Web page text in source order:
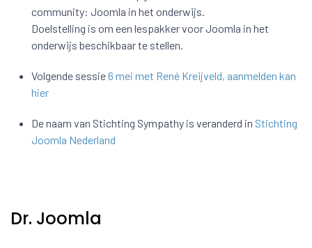
community: Joomla in het onderwijs.
Doelstelling is om een lespakker voor Joomla in het
onderwijs beschikbaar te stellen.
Volgende sessie6 mei met René Kreijveld, aanmelden kan
hier
De naam van Stichting Sympathy is veranderd in Stichting
Joomla Nederland
Dr. Joomla